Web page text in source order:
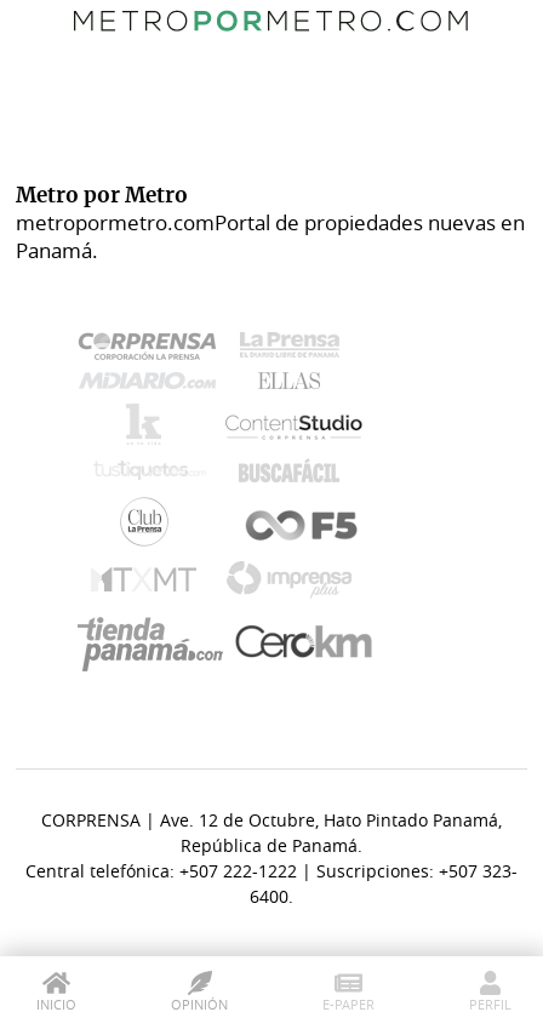
INICIO OPINIÓN E-PAPER PERFIL
Metro por Metro
metropormetro.comPortal de propiedades nuevas en
Panamá.
CORPRENSA | Ave. 12 de Octubre, Hato Pintado Panamá,
República de Panamá.
Central telefónica: +507 222-1222 | Suscripciones: +507 323-
6400.